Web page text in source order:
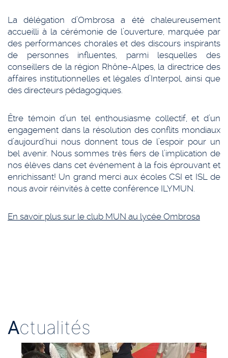
La délégation d’Ombrosa a été chaleureusement
accueilli à la cérémonie de l’ouverture, marquée par
des performances chorales et des discours inspirants
de personnes influentes, parmi lesquelles des
conseillers de la région Rhône-Alpes, la directrice des
affaires institutionnelles et légales d’Interpol, ainsi que
des directeurs pédagogiques.
Être témoin d’un tel enthousiasme collectif, et d’un
engagement dans la résolution des conflits mondiaux
d’aujourd’hui nous donnent tous de l’espoir pour un
bel avenir. Nous sommes très fiers de l’implication de
nos élèves dans cet événement à la fois éprouvant et
enrichissant! Un grand merci aux écoles CSI et ISL de
nous avoir réinvités à cette conférence ILYMUN.
En savoir plus sur le club MUN au lycée Ombrosa
Actualités